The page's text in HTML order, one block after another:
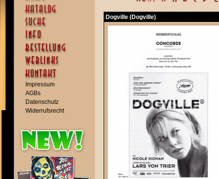
Impressum
AGBs
Datenschutz
Widerrufsrecht
Dogville (Dogville)